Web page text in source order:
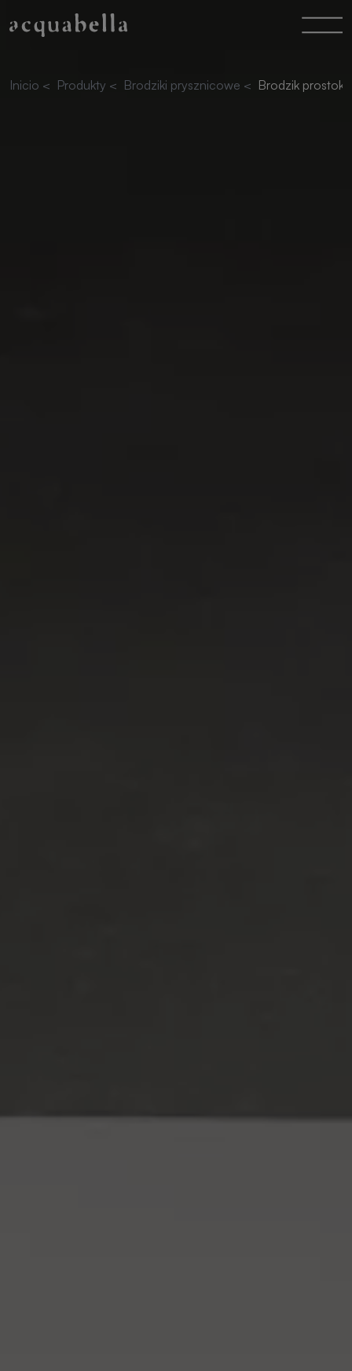
Inicio < Produkty < Brodziki prysznicowe < Brodzik